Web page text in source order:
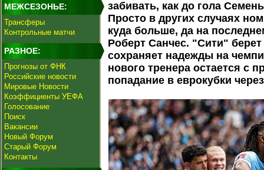
МЕЖСЕЗОНЬЕ:
Трансферы
Контрольные матчи
РАЗНОЕ:
Прогнозы от ФНК
Российские новости
Мировые Новости
Коэффициенты УЕФА
Голосование
Поиск
Вакансии
Новый Форум
Старый Форум
Контакты
забивать, как до гола
Просто в других случаях
куда больше, да на
Роберт Санчес. "Сити"
сохраняет надежды на
нового тренера остается с
попадание в еврокубки